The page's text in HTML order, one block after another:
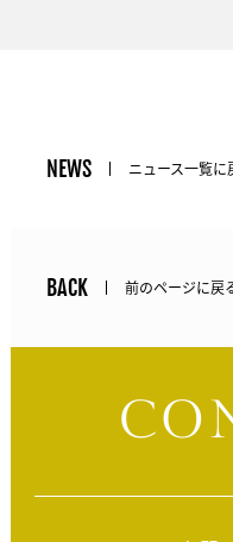
NEWS ニュース一覧に
BACK 前のページに戻